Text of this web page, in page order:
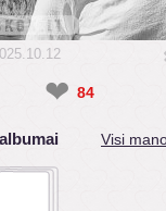
❤ 84
Visi